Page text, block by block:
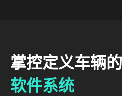
掌控定义车辆的
软件系统